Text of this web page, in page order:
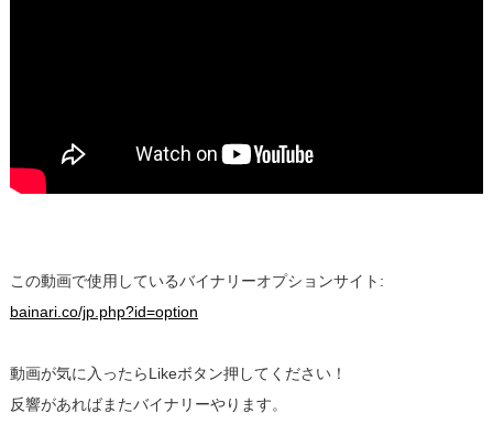
この動画で使用しているバイナリーオプションサイト:
bainari.co/jp.php?id=option
動画が気に入ったらLikeボタン押してください！
反響があればまたバイナリーやります。